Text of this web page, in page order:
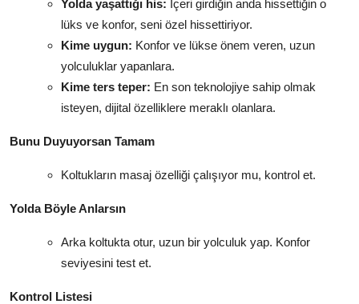
Yolda yaşattığı his: İçeri girdiğin anda hissettiğin o
lüks ve konfor, seni özel hissettiriyor.
Kime uygun: Konfor ve lükse önem veren, uzun
yolculuklar yapanlara.
Kime ters teper: En son teknolojiye sahip olmak
isteyen, dijital özelliklere meraklı olanlara.
Bunu Duyuyorsan Tamam
Koltukların masaj özelliği çalışıyor mu, kontrol et.
Yolda Böyle Anlarsın
Arka koltukta otur, uzun bir yolculuk yap. Konfor
seviyesini test et.
Kontrol Listesi